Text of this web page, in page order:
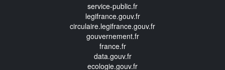
service-public.fr
legifrance.gouv.fr
circulaire.legifrance.gouv.fr
gouvernement.fr
france.fr
data.gouv.fr
ecologie.gouv.fr